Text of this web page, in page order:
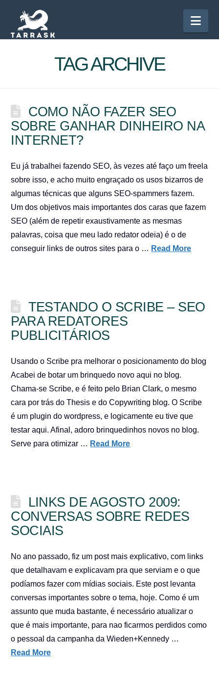
TAG ARCHIVE
COMO NÃO FAZER SEO
SOBRE GANHAR DINHEIRO NA
INTERNET?
Eu já trabalhei fazendo SEO, às vezes até faço um freela
sobre isso, e acho muito engraçado os usos bizarros de
algumas técnicas que alguns SEO-spammers fazem.
Um dos objetivos mais importantes dos caras que fazem
SEO (além de repetir exaustivamente as mesmas
palavras, coisa que meu lado redator odeia) é o de
conseguir links de outros sites para o … Read More
TESTANDO O SCRIBE – SEO
PARA REDATORES
PUBLICITÁRIOS
Usando o Scribe pra melhorar o posicionamento do blog
Acabei de botar um brinquedo novo aqui no blog.
Chama-se Scribe, e é feito pelo Brian Clark, o mesmo
cara por trás do Thesis e do Copywriting blog. O Scribe
é um plugin do wordpress, e logicamente eu tive que
testar aqui. Afinal, adoro brinquedinhos novos no blog.
Serve para otimizar … Read More
LINKS DE AGOSTO 2009:
CONVERSAS SOBRE REDES
SOCIAIS
No ano passado, fiz um post mais explicativo, com links
que detalhavam e explicavam pra que serviam e o que
podíamos fazer com mídias sociais. Este post levanta
conversas importantes sobre o tema, hoje. Como é um
assunto que muda bastante, é necessário atualizar o
que é mais importante, para nao ficarmos perdidos como
o pessoal da campanha da Wieden+Kennedy …
Read More